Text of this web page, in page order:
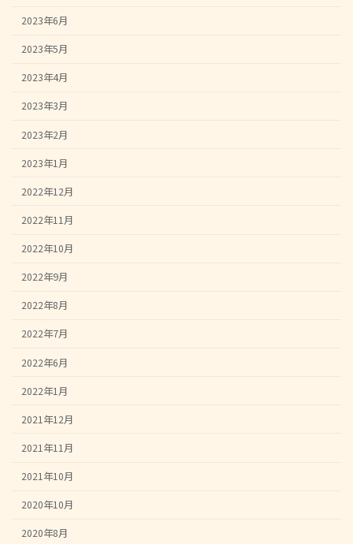
2023年6月
2023年5月
2023年4月
2023年3月
2023年2月
2023年1月
2022年12月
2022年11月
2022年10月
2022年9月
2022年8月
2022年7月
2022年6月
2022年1月
2021年12月
2021年11月
2021年10月
2020年10月
2020年8月